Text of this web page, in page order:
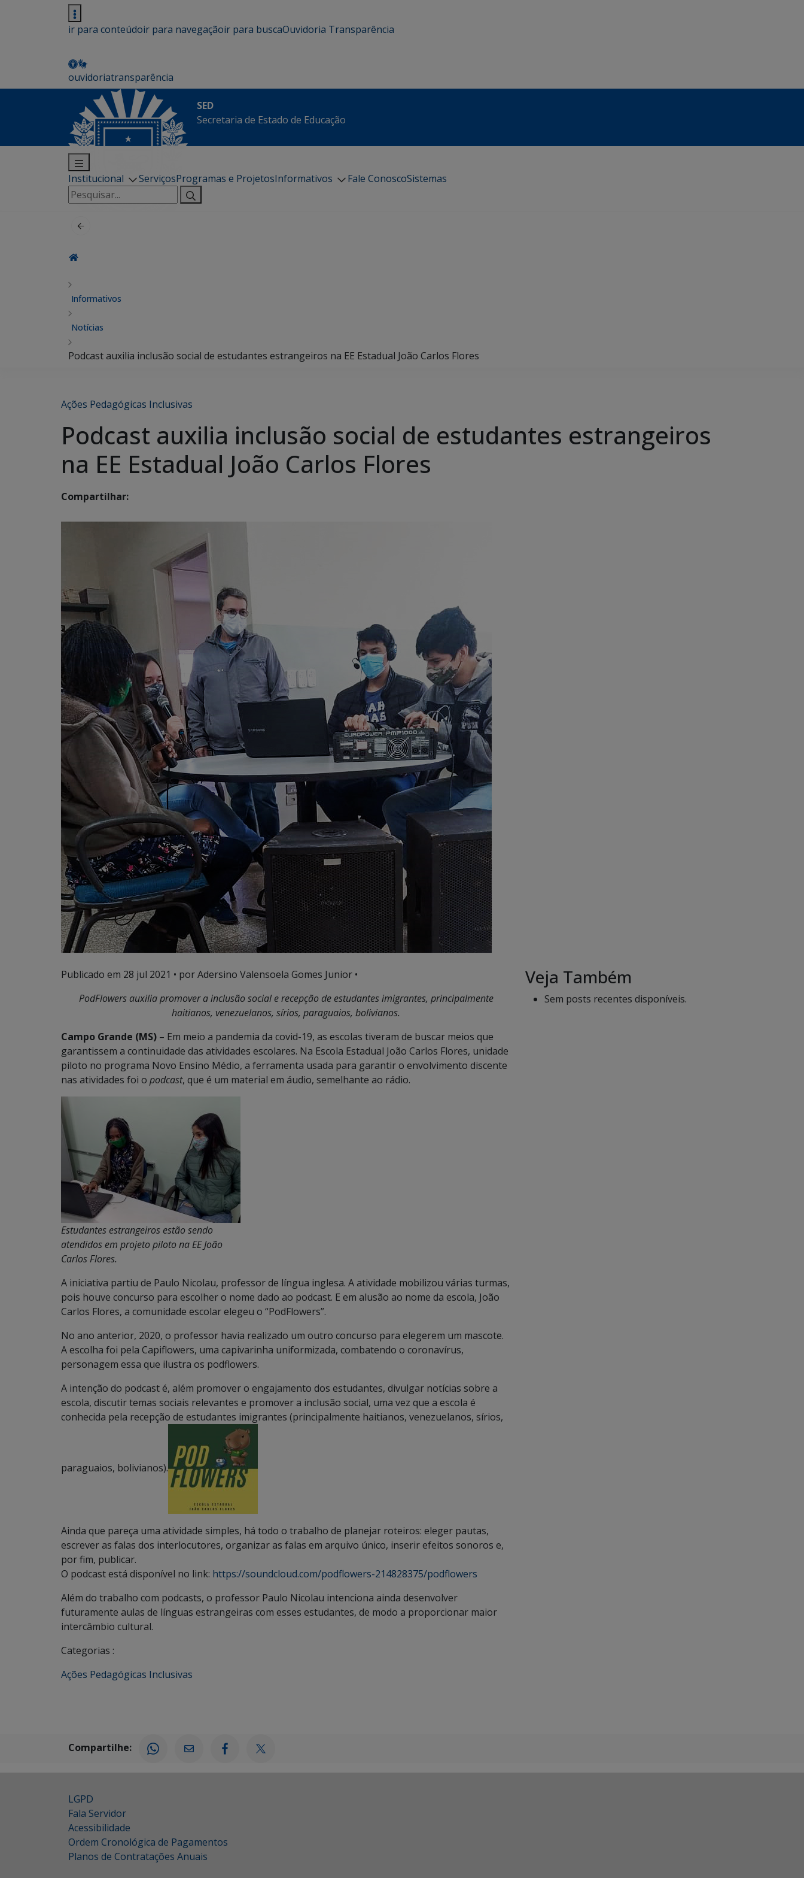
ir para conteúdoir para navegaçãoir para buscaOuvidoria Transparência
ouvidoriatransparência
SED
Secretaria de Estado de Educação
Institucional ServiçosProgramas e ProjetosInformativos Fale ConoscoSistemas
Pesquisar
por:
Informativos
Notícias
Podcast auxilia inclusão social de estudantes estrangeiros na EE Estadual João Carlos Flores
Ações Pedagógicas Inclusivas
Podcast auxilia inclusão social de estudantes estrangeiros
na EE Estadual João Carlos Flores
Compartilhar:
Publicado em 28 jul 2021 • por Adersino Valensoela Gomes Junior •
PodFlowers auxilia promover a inclusão social e recepção de estudantes imigrantes, principalmente
haitianos, venezuelanos, sírios, paraguaios, bolivianos.
Campo Grande (MS) – Em meio a pandemia da covid-19, as escolas tiveram de buscar meios que
garantissem a continuidade das atividades escolares. Na Escola Estadual João Carlos Flores, unidade
piloto no programa Novo Ensino Médio, a ferramenta usada para garantir o envolvimento discente
nas atividades foi o podcast, que é um material em áudio, semelhante ao rádio.
Estudantes estrangeiros estão sendo
atendidos em projeto piloto na EE João
Carlos Flores.
A iniciativa partiu de Paulo Nicolau, professor de língua inglesa. A atividade mobilizou várias turmas,
pois houve concurso para escolher o nome dado ao podcast. E em alusão ao nome da escola, João
Carlos Flores, a comunidade escolar elegeu o “PodFlowers”.
No ano anterior, 2020, o professor havia realizado um outro concurso para elegerem um mascote.
A escolha foi pela Capiflowers, uma capivarinha uniformizada, combatendo o coronavírus,
personagem essa que ilustra os podflowers.
A intenção do podcast é, além promover o engajamento dos estudantes, divulgar notícias sobre a
escola, discutir temas sociais relevantes e promover a inclusão social, uma vez que a escola é
conhecida pela recepção de estudantes imigrantes (principalmente haitianos, venezuelanos, sírios,
paraguaios, bolivianos).
Ainda que pareça uma atividade simples, há todo o trabalho de planejar roteiros: eleger pautas,
escrever as falas dos interlocutores, organizar as falas em arquivo único, inserir efeitos sonoros e,
por fim, publicar.
O podcast está disponível no link: https://soundcloud.com/podflowers-214828375/podflowers
Além do trabalho com podcasts, o professor Paulo Nicolau intenciona ainda desenvolver
futuramente aulas de línguas estrangeiras com esses estudantes, de modo a proporcionar maior
intercâmbio cultural.
Categorias :
Ações Pedagógicas Inclusivas
Veja Também
Sem posts recentes disponíveis.
Compartilhe:
LGPD
Fala Servidor
Acessibilidade
Ordem Cronológica de Pagamentos
Planos de Contratações Anuais